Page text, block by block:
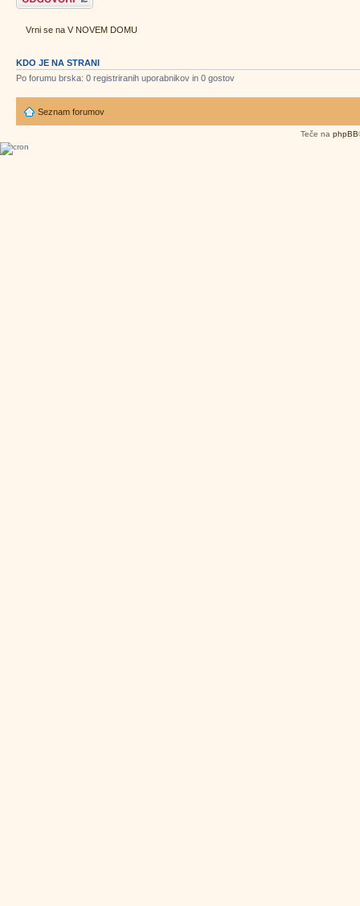
Vrni se na V NOVEM DOMU
KDO JE NA STRANI
Po forumu brska: 0 registriranih uporabnikov in 0 gostov
Seznam forumov
Teče na phpBB